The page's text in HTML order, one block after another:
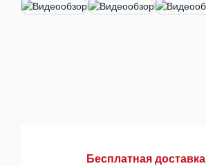
Бесплатная доставка